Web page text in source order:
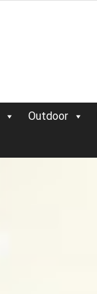
Outdoor